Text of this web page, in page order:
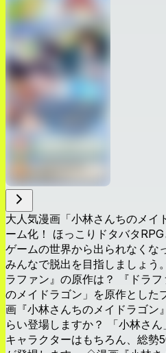
大人気漫画「小林さんちのメイ
ーム化！ ほっこりドタバタ
ゲームの世界から出られなくな
みんなで脱出を目指しましょ
ラファン』の原作は？ 『ドラ
のメイドラゴン」を原作とし
画『小林さんちのメイドラゴン
らい登場しますか？ 「小林さ
キャラクターはもちろん、総勢